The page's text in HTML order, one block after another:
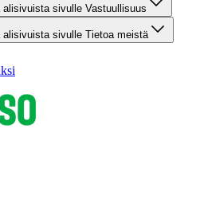
sivulle Vastuullisuus
alisivuista sivulle Tietoa meistä